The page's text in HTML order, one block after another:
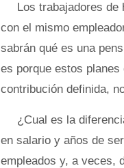
Los trabajadores de
con el mismo
sabrán qué es una
es porque estos
contribución definida,
¿Cual es la
en salario y años de
empleados y, a veces,